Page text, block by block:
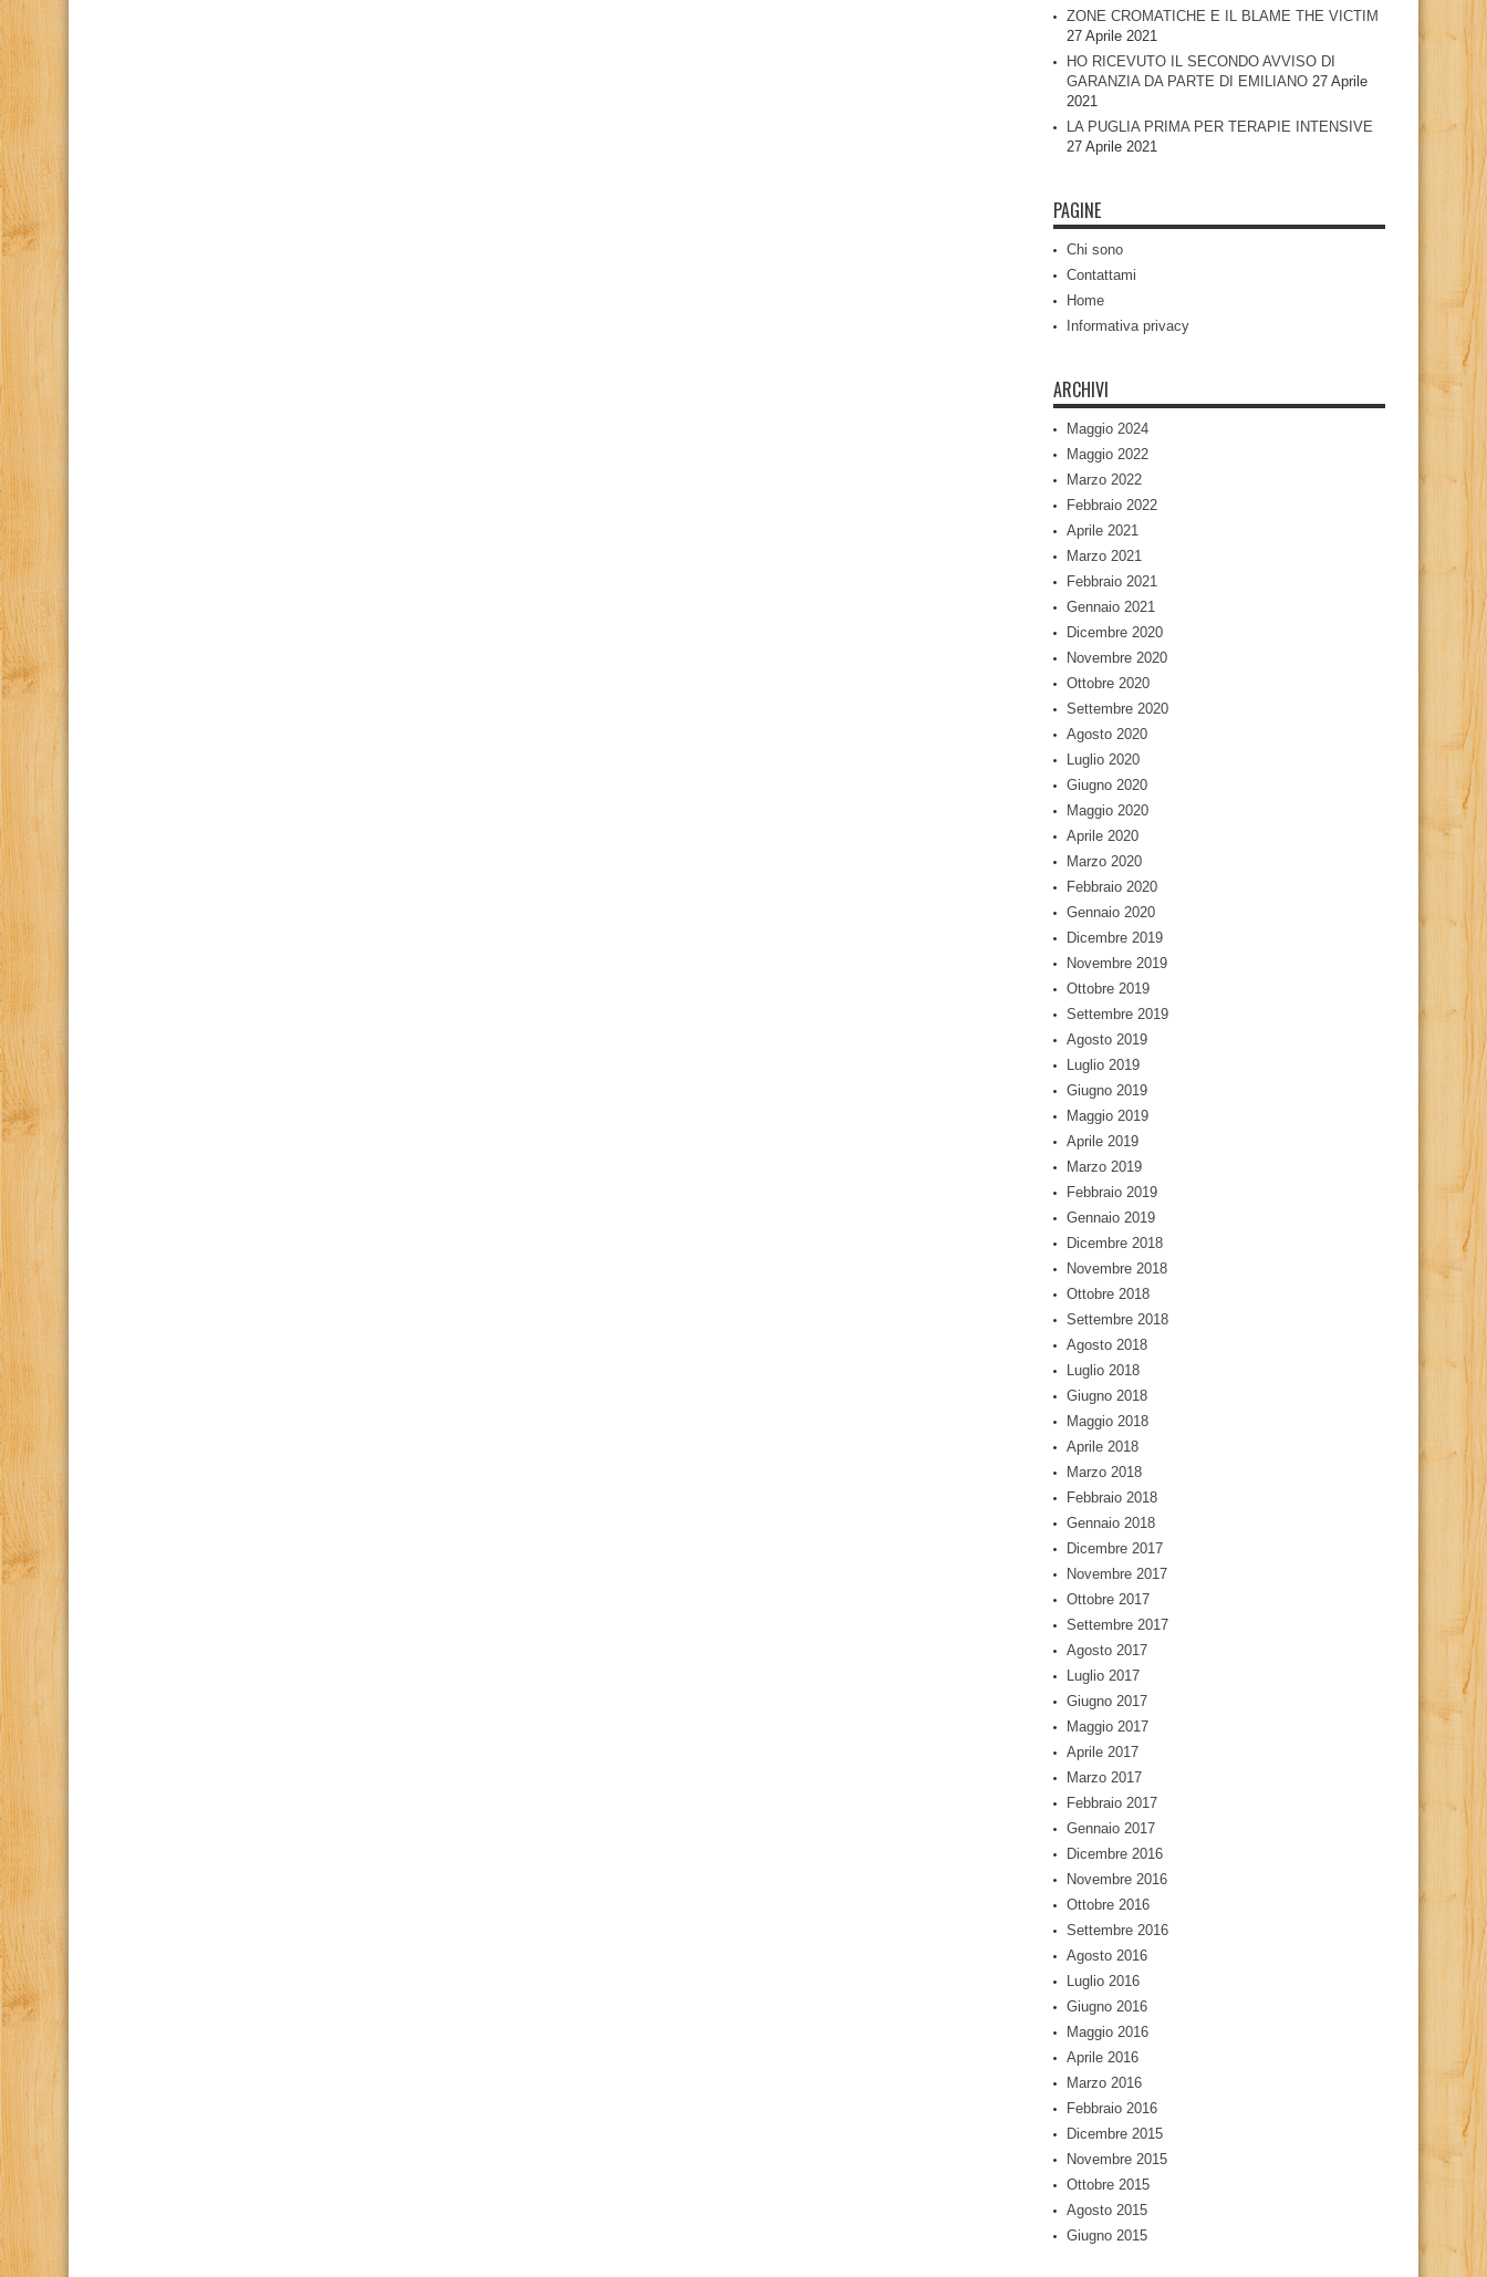
ZONE CROMATICHE E IL BLAME THE VICTIM
27 Aprile 2021
HO RICEVUTO IL SECONDO AVVISO DI
GARANZIA DA PARTE DI EMILIANO 27 Aprile
2021
LA PUGLIA PRIMA PER TERAPIE INTENSIVE
27 Aprile 2021
PAGINE
Chi sono
Contattami
Home
Informativa privacy
ARCHIVI
Maggio 2024
Maggio 2022
Marzo 2022
Febbraio 2022
Aprile 2021
Marzo 2021
Febbraio 2021
Gennaio 2021
Dicembre 2020
Novembre 2020
Ottobre 2020
Settembre 2020
Agosto 2020
Luglio 2020
Giugno 2020
Maggio 2020
Aprile 2020
Marzo 2020
Febbraio 2020
Gennaio 2020
Dicembre 2019
Novembre 2019
Ottobre 2019
Settembre 2019
Agosto 2019
Luglio 2019
Giugno 2019
Maggio 2019
Aprile 2019
Marzo 2019
Febbraio 2019
Gennaio 2019
Dicembre 2018
Novembre 2018
Ottobre 2018
Settembre 2018
Agosto 2018
Luglio 2018
Giugno 2018
Maggio 2018
Aprile 2018
Marzo 2018
Febbraio 2018
Gennaio 2018
Dicembre 2017
Novembre 2017
Ottobre 2017
Settembre 2017
Agosto 2017
Luglio 2017
Giugno 2017
Maggio 2017
Aprile 2017
Marzo 2017
Febbraio 2017
Gennaio 2017
Dicembre 2016
Novembre 2016
Ottobre 2016
Settembre 2016
Agosto 2016
Luglio 2016
Giugno 2016
Maggio 2016
Aprile 2016
Marzo 2016
Febbraio 2016
Dicembre 2015
Novembre 2015
Ottobre 2015
Agosto 2015
Giugno 2015